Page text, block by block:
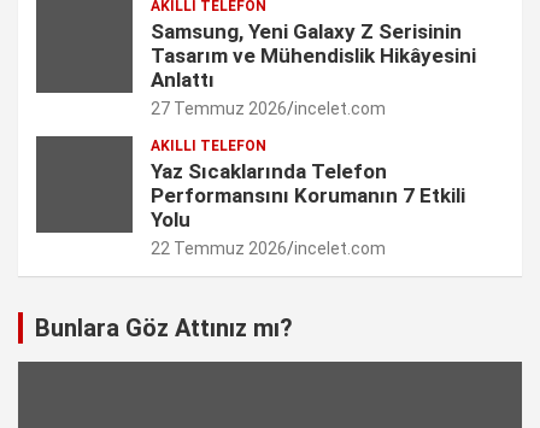
e
l
AKILLI TELEFON
Samsung, Yeni Galaxy Z Serisinin
Tasarım ve Mühendislik Hikâyesini
Anlattı
27 Temmuz 2026 incelet.com
AKILLI TELEFON
Yaz Sıcaklarında Telefon
Performansını Korumanın 7 Etkili
Yolu
22 Temmuz 2026 incelet.com
Bunlara Göz Attınız mı?